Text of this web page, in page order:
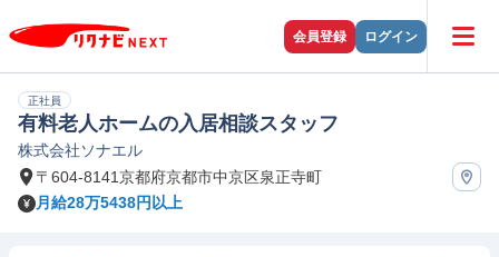
会員登録 ログイン
正社員
有料老人ホームの入居相談スタッフ
株式会社ソナエル
〒604-8141京都府京都市中京区泉正寺町
月給28万5438円以上